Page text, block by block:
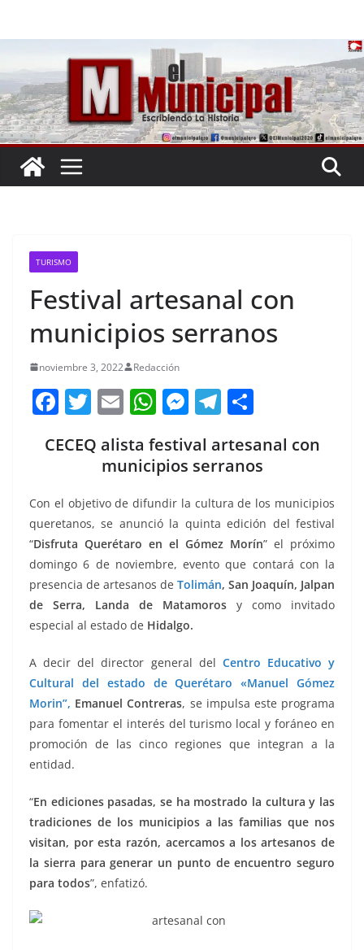
TURISMO
Festival artesanal con
municipios serranos
noviembre 3, 2022 Redacción
F
c
b
o
o
k
T
itt
er
E
ai
l
W
at
s
A
p
p
M
ss
e
n
g
er
T
e
gr
a
m
m
p
ar
tir
CECEQ alista festival artesanal con
municipios serranos
Con el objetivo de difundir la cultura de los municipios
queretanos, se anunció la quinta edición del festival
“Disfruta Querétaro en el Gómez Morín” el próximo
domingo 6 de noviembre, evento que contará con la
presencia de artesanos de Tolimán, San Joaquín, Jalpan
de Serra, Landa de Matamoros y como invitado
especial al estado de Hidalgo.
A decir del director general del Centro Educativo y
Cultural del estado de Querétaro «Manuel Gómez
Morin”, Emanuel Contreras, se impulsa este programa
para fomentar el interés del turismo local y foráneo en
promoción de las cinco regiones que integran a la
entidad.
“En ediciones pasadas, se ha mostrado la cultura y las
tradiciones de los municipios a las familias que nos
visitan, por esta razón, acercamos a los artesanos de
la sierra para generar un punto de encuentro seguro
para todos”, enfatizó.